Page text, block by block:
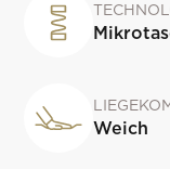
Weich